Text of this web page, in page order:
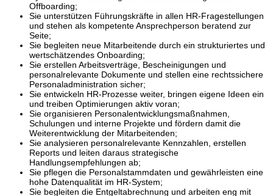
Offboarding;
Sie unterstützen Führungskräfte in allen HR‑Fragestellungen
und stehen als kompetente Ansprechperson beratend zur
Seite;
Sie begleiten neue Mitarbeitende durch ein strukturiertes und
wertschätzendes Onboarding;
Sie erstellen Arbeitsverträge, Bescheinigungen und
personalrelevante Dokumente und stellen eine rechtssichere
Personaladministration sicher;
Sie entwickeln HR‑Prozesse weiter, bringen eigene Ideen ein
und treiben Optimierungen aktiv voran;
Sie organisieren Personalentwicklungsmaßnahmen,
Schulungen und interne Projekte und fördern damit die
Weiterentwicklung der Mitarbeitenden;
Sie analysieren personalrelevante Kennzahlen, erstellen
Reports und leiten daraus strategische
Handlungsempfehlungen ab;
Sie pflegen die Personalstammdaten und gewährleisten eine
hohe Datenqualität im HR‑System;
Sie begleiten die Entgeltabrechnung und arbeiten eng mit